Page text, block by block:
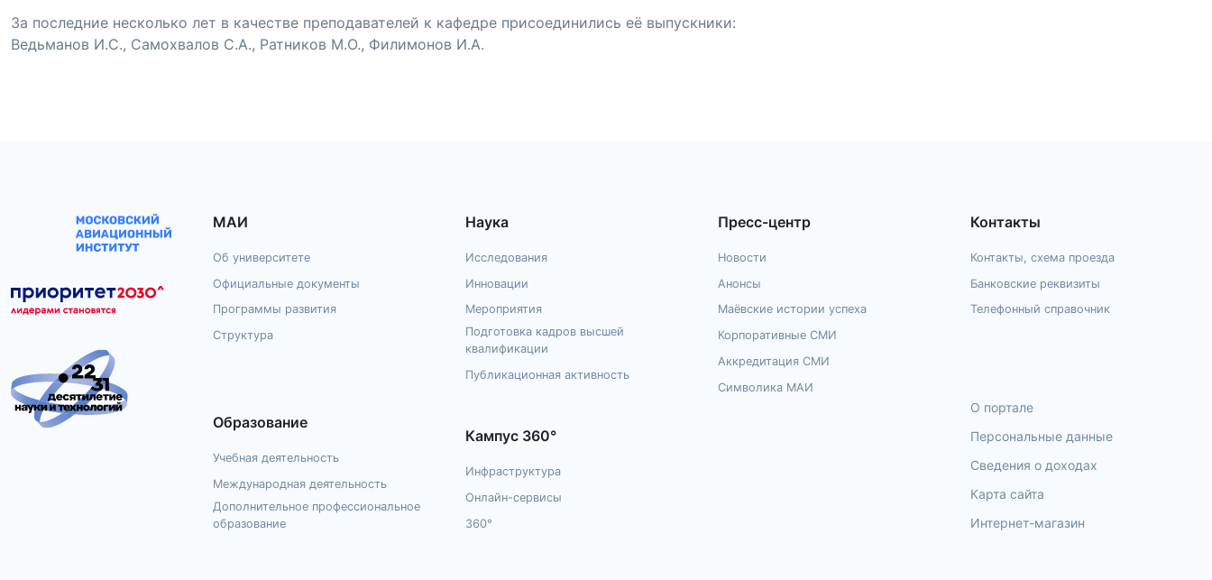
За последние несколько лет в качестве преподавателей к кафедре присоединились её выпускники:
Ведьманов И.С., Самохвалов С.А., Ратников М.О., Филимонов И.А.
МАИ
Об университете
Официальные документы
Программы развития
Структура
Образование
Учебная деятельность
Международная деятельность
Дополнительное профессиональное
образование
Наука
Исследования
Инновации
Мероприятия
Подготовка кадров высшей
квалификации
Публикационная активность
Кампус 360°
Инфраструктура
Онлайн-сервисы
360°
Пресс-центр
Новости
Анонсы
Маёвские истории успеха
Корпоративные СМИ
Аккредитация СМИ
Символика МАИ
Контакты
Контакты, схема проезда
Банковские реквизиты
Телефонный справочник
О портале
Персональные данные
Сведения о доходах
Карта сайта
Интернет-магазин